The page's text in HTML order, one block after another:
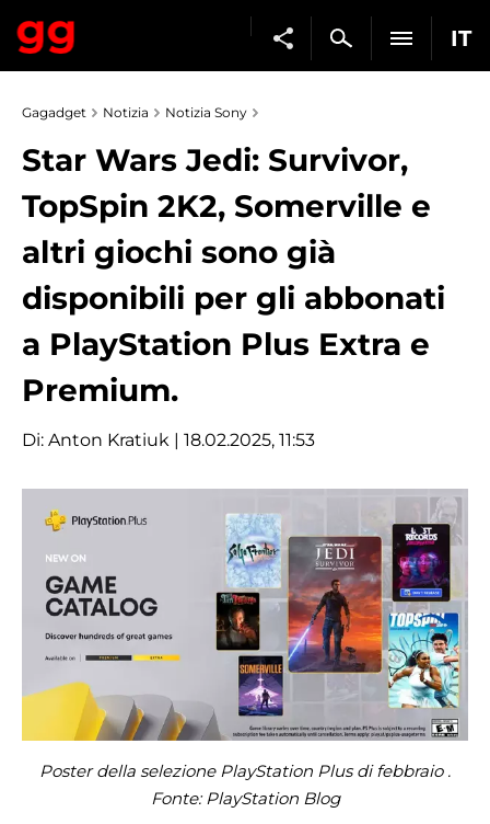
IT
Gagadget Notizia Notizia Sony
Star Wars Jedi: Survivor,
TopSpin 2K2, Somerville e
altri giochi sono già
disponibili per gli abbonati
a PlayStation Plus Extra e
Premium.
Di: Anton Kratiuk | 18.02.2025, 11:53
Poster della selezione PlayStation Plus di febbraio .
Fonte: PlayStation Blog